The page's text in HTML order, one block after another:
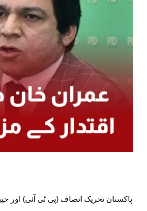
پاکستان تحریک انصاف (پی ٹی آئی) اور